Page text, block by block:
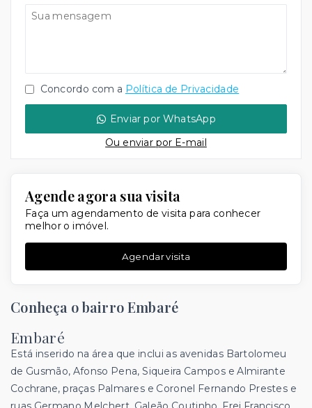
Concordo com a Política de Privacidade
Enviar por WhatsApp
Ou enviar por E-mail
Agende agora sua visita
Faça um agendamento de visita para conhecer
melhor o imóvel.
Agendar visita
Conheça o bairro Embaré
Embaré
Está inserido na área que inclui as avenidas Bartolomeu
de Gusmão, Afonso Pena, Siqueira Campos e Almirante
Cochrane, praças Palmares e Coronel Fernando Prestes e